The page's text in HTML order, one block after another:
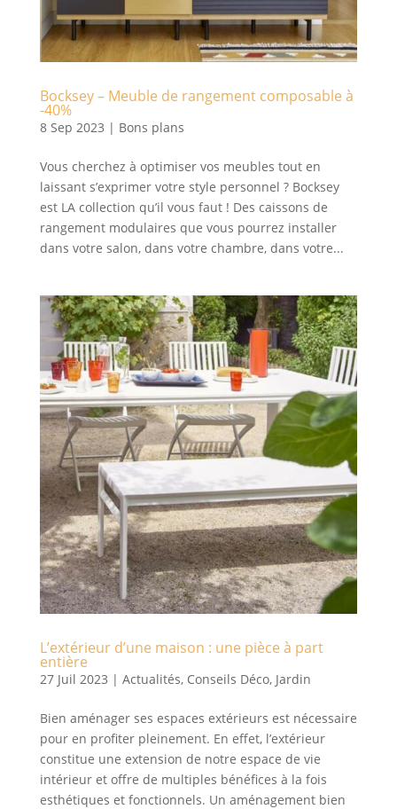
Bocksey – Meuble de rangement composable à
-40%
8 Sep 2023 | Bons plans
Vous cherchez à optimiser vos meubles tout en
laissant s’exprimer votre style personnel ? Bocksey
est LA collection qu’il vous faut ! Des caissons de
rangement modulaires que vous pourrez installer
dans votre salon, dans votre chambre, dans votre...
L’extérieur d’une maison : une pièce à part
entière
27 Juil 2023 | Actualités, Conseils Déco, Jardin
Bien aménager ses espaces extérieurs est nécessaire
pour en profiter pleinement. En effet, l’extérieur
constitue une extension de notre espace de vie
intérieur et offre de multiples bénéfices à la fois
esthétiques et fonctionnels. Un aménagement bien